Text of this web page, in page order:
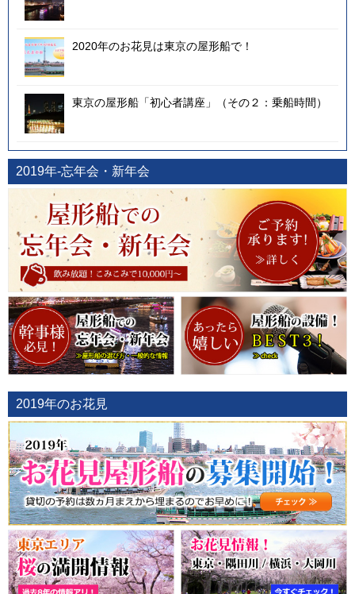
2020年のお花見は東京の屋形船で！
東京の屋形船「初心者講座」（その２：乗船時間）
2019年-忘年会・新年会
2019年のお花見